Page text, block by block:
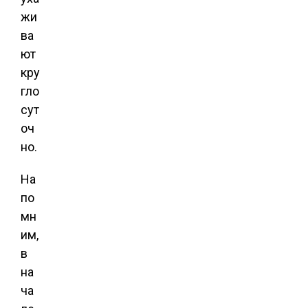
жи
ва
ют
кру
гло
сут
оч
но.
На
по
мн
им,
в
на
ча